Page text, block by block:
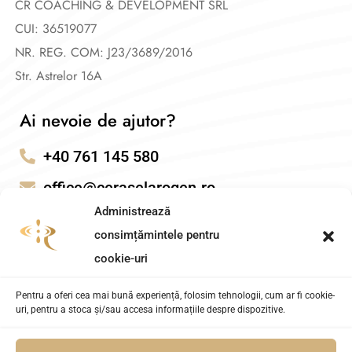
Administrează
consimțămintele pentru
cookie-uri
Pentru a oferi cea mai bună experiență, folosim tehnologii, cum ar fi cookie-
uri, pentru a stoca și/sau accesa informațiile despre dispozitive.
hacia una adopción más amplia a medida que más
identificación electrónica bancaria. La evolución tecnológica
continua, incluyendo la integración de blockchain y soluciones
de identidad descentralizada, promete refinar aún más este
modelo. Para los usuarios, comprender estos principios
fundamentales resulta esencial para tomar decisiones
informadas sobre dónde y cómo participar en actividades de
apuestas en línea, siempre priorizando la seguridad, la
cualquier experiencia de entretenimiento digital.
CR COACHING & DEVELOPMENT SRL
CUI: 36519077
NR. REG. COM: J23/3689/2016
Str. Astrelor 16A
Ai nevoie de ajutor?
+40 761 145 580
office@ceraselarogen.ro